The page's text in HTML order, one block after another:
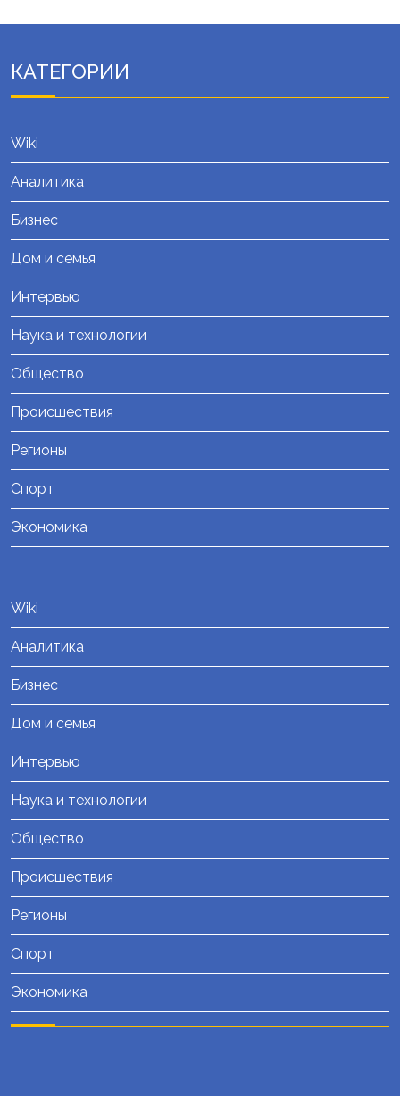
КАТЕГОРИИ
Wiki
Аналитика
Бизнес
Дом и семья
Интервью
Наука и технологии
Общество
Происшествия
Регионы
Спорт
Экономика
Wiki
Аналитика
Бизнес
Дом и семья
Интервью
Наука и технологии
Общество
Происшествия
Регионы
Спорт
Экономика